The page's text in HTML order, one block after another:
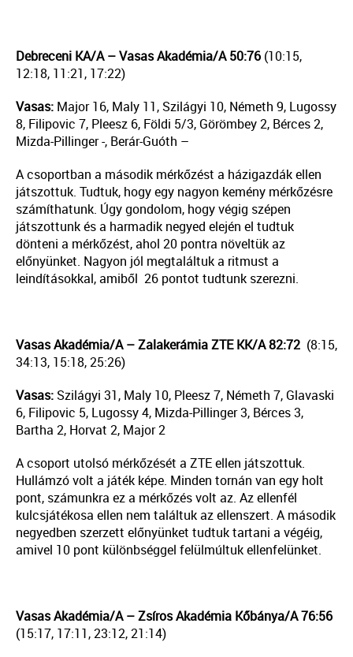
Debreceni KA/A – Vasas Akadémia/A 50:76 (10:15,
12:18, 11:21, 17:22)
Vasas: Major 16, Maly 11, Szilágyi 10, Németh 9, Lugossy
8, Filipovic 7, Pleesz 6, Földi 5/3, Görömbey 2, Bérces 2,
Mizda-Pillinger -, Berár-Guóth –
A csoportban a második mérkőzést a házigazdák ellen
játszottuk. Tudtuk, hogy egy nagyon kemény mérkőzésre
számíthatunk. Úgy gondolom, hogy végig szépen
játszottunk és a harmadik negyed elején el tudtuk
dönteni a mérkőzést, ahol 20 pontra növeltük az
előnyünket. Nagyon jól megtaláltuk a ritmust a
leindításokkal, amiből 26 pontot tudtunk szerezni.
Vasas Akadémia/A – Zalakerámia ZTE KK/A 82:72 (8:15,
34:13, 15:18, 25:26)
Vasas: Szilágyi 31, Maly 10, Pleesz 7, Németh 7, Glavaski
6, Filipovic 5, Lugossy 4, Mizda-Pillinger 3, Bérces 3,
Bartha 2, Horvat 2, Major 2
A csoport utolsó mérkőzését a ZTE ellen játszottuk.
Hullámzó volt a játék képe. Minden tornán van egy holt
pont, számunkra ez a mérkőzés volt az. Az ellenfél
kulcsjátékosa ellen nem találtuk az ellenszert. A második
negyedben szerzett előnyünket tudtuk tartani a végéig,
amivel 10 pont különbséggel felülmúltuk ellenfelünket.
Vasas Akadémia/A – Zsíros Akadémia Kőbánya/A 76:56
(15:17, 17:11, 23:12, 21:14)